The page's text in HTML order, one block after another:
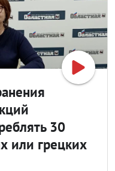
30
или грецких